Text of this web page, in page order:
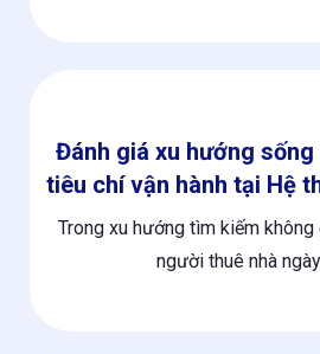
Đánh giá xu hướng sống
tiêu chí vận hành tại Hệ
Trong xu hướng tìm kiếm không
người thuê nhà